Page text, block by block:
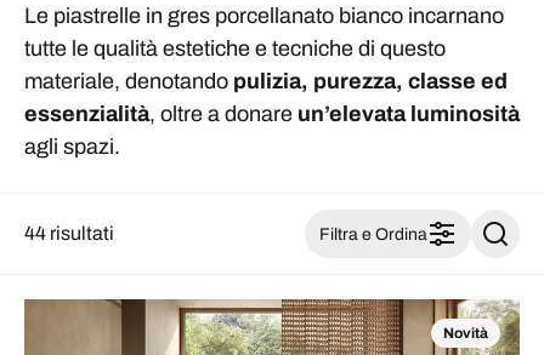
Le piastrelle in gres porcellanato bianco incarnano
tutte le qualità estetiche e tecniche di questo
materiale, denotando pulizia, purezza, classe ed
essenzialità, oltre a donare un’elevata luminosità
agli spazi.
44 risultati Filtra e Ordina
Novità